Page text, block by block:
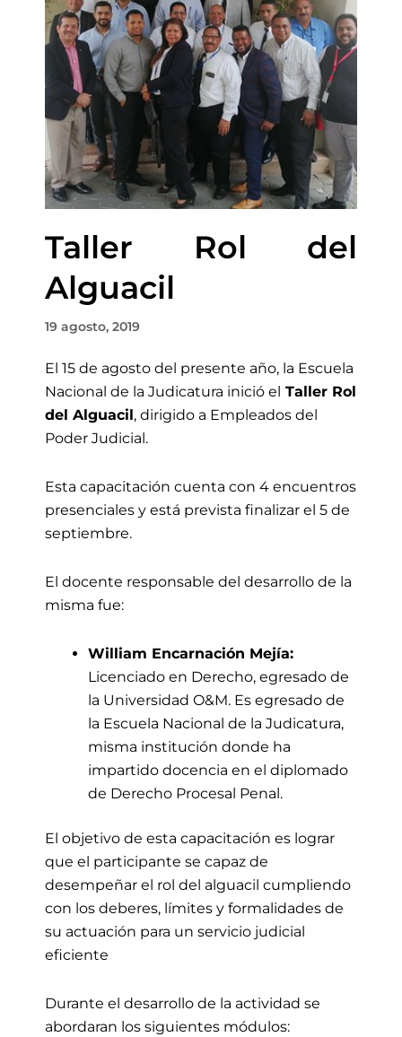
Taller Rol del
Alguacil
19 agosto, 2019
El 15 de agosto del presente año, la Escuela
Nacional de la Judicatura inició el Taller Rol
del Alguacil, dirigido a Empleados del
Poder Judicial.
Esta capacitación cuenta con 4 encuentros
presenciales y está prevista finalizar el 5 de
septiembre.
El docente responsable del desarrollo de la
misma fue:
William Encarnación Mejía:
Licenciado en Derecho, egresado de
la Universidad O&M. Es egresado de
la Escuela Nacional de la Judicatura,
misma institución donde ha
impartido docencia en el diplomado
de Derecho Procesal Penal.
El objetivo de esta capacitación es lograr
que el participante se capaz de
desempeñar el rol del alguacil cumpliendo
con los deberes, límites y formalidades de
su actuación para un servicio judicial
eficiente
Durante el desarrollo de la actividad se
abordaran los siguientes módulos: